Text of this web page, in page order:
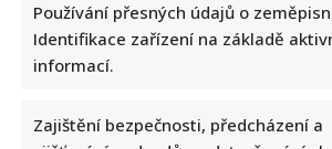
Používání přesných údajů o
Identifikace zařízení na základě
informací.
Zajištění bezpečnosti, předcházení a